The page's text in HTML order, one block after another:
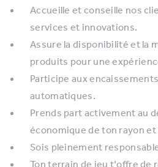
Accueille et conseille nos
services et innovations.
Assure la disponibilité et la
produits pour une
Participe aux
automatiques.
Prends part activement au
économique de ton rayon et
Sois pleinement
Ton terrain de jeu t’offre de